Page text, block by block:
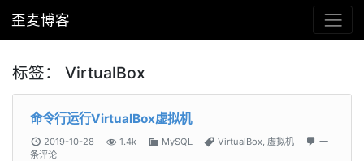
歪麦博客
标签： VirtualBox
命令行运行VirtualBox虚拟机
2019-10-28 1.4k MySQL VirtualBox 虚拟机
一
条评论